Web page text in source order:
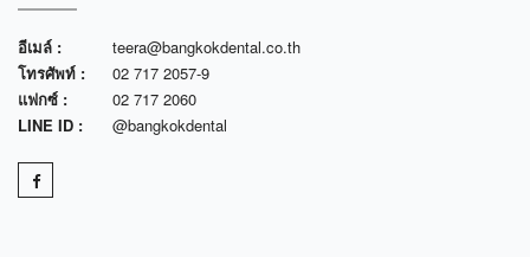
อีเมล์ :
teera@bangkokdental.co.th
โทรศัพท์ :
02 717 2057-9
แฟกซ์ :
02 717 2060
LINE ID :
@bangkokdental